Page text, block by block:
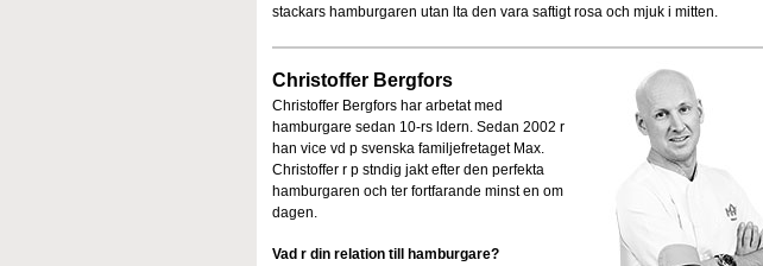
stackars hamburgaren utan lta den vara saftigt rosa och mjuk i mitten.
Christoffer Bergfors
Christoffer Bergfors har arbetat med
hamburgare sedan 10-rs ldern. Sedan 2002 r
han vice vd p svenska familjefretaget Max.
Christoffer r p stndig jakt efter den perfekta
hamburgaren och ter fortfarande minst en om
dagen.
Vad r din relation till hamburgare?